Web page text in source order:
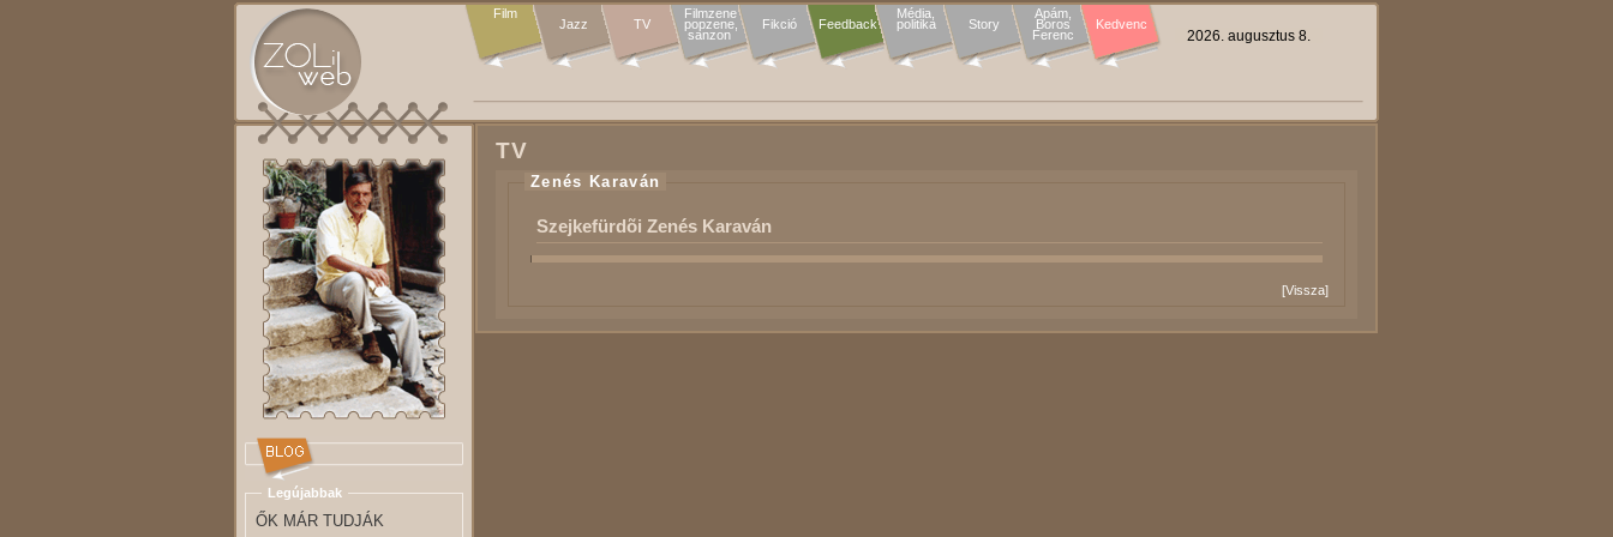
Film
Jazz TV
Filmzene
popzene,
sanzon
Fikció Feedback
Média,
politika Story
Apám,
Boros
Ferenc
Kedvenc
2026. augusztus 8.
TV
Zenés Karaván
Szejkefürdõi Zenés Karaván
[Vissza]
Legújabbak
ŐK MÁR TUDJÁK